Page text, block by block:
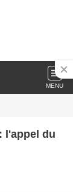
MENU
l'appel du